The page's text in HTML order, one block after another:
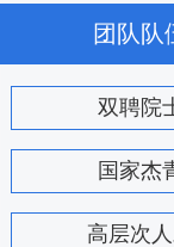
团队队
双聘院
国家杰
高层次